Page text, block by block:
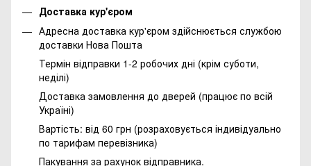
Доставка кур'єром
Адресна доставка кур'єром здійснюється службою
доставки Нова Пошта
Термін відправки 1-2 робочих дні (крім суботи,
неділі)
Доставка замовлення до дверей (працює по всій
Україні)
Вартість: від 60 грн (розраховується індивідуально
по тарифам перевізника)
Пакування за рахунок відправника.